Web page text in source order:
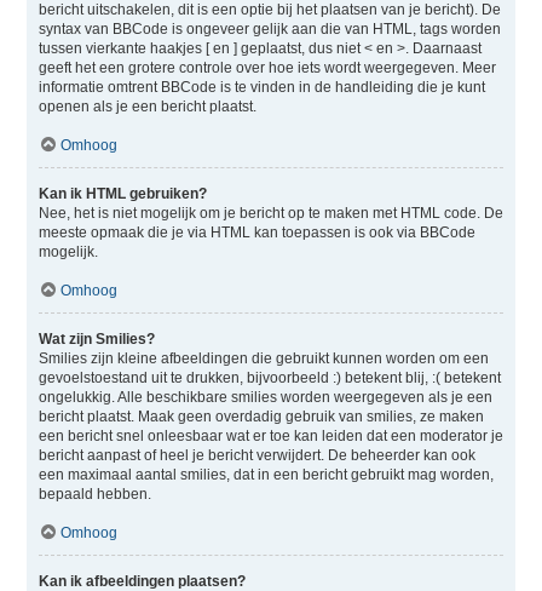
bericht uitschakelen, dit is een optie bij het plaatsen van je bericht). De
syntax van BBCode is ongeveer gelijk aan die van HTML, tags worden
tussen vierkante haakjes [ en ] geplaatst, dus niet < en >. Daarnaast
geeft het een grotere controle over hoe iets wordt weergegeven. Meer
informatie omtrent BBCode is te vinden in de handleiding die je kunt
openen als je een bericht plaatst.
Omhoog
Kan ik HTML gebruiken?
Nee, het is niet mogelijk om je bericht op te maken met HTML code. De
meeste opmaak die je via HTML kan toepassen is ook via BBCode
mogelijk.
Omhoog
Wat zijn Smilies?
Smilies zijn kleine afbeeldingen die gebruikt kunnen worden om een
gevoelstoestand uit te drukken, bijvoorbeeld :) betekent blij, :( betekent
ongelukkig. Alle beschikbare smilies worden weergegeven als je een
bericht plaatst. Maak geen overdadig gebruik van smilies, ze maken
een bericht snel onleesbaar wat er toe kan leiden dat een moderator je
bericht aanpast of heel je bericht verwijdert. De beheerder kan ook
een maximaal aantal smilies, dat in een bericht gebruikt mag worden,
bepaald hebben.
Omhoog
Kan ik afbeeldingen plaatsen?